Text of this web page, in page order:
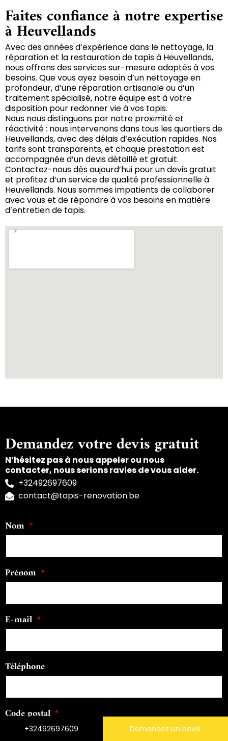
+32492697609 Demandez un devis
Faites confiance à notre expertise
à Heuvellands
Avec des années d’expérience dans le nettoyage, la
réparation et la restauration de tapis à Heuvellands,
nous offrons des services sur-mesure adaptés à vos
besoins. Que vous ayez besoin d’un nettoyage en
profondeur, d’une réparation artisanale ou d’un
traitement spécialisé, notre équipe est à votre
disposition pour redonner vie à vos tapis.
Nous nous distinguons par notre proximité et
réactivité : nous intervenons dans tous les quartiers de
Heuvellands, avec des délais d’exécution rapides. Nos
tarifs sont transparents, et chaque prestation est
accompagnée d’un devis détaillé et gratuit.
Contactez-nous dès aujourd’hui pour un devis gratuit
et profitez d’un service de qualité professionnelle à
Heuvellands. Nous sommes impatients de collaborer
avec vous et de répondre à vos besoins en matière
d’entretien de tapis.
Demandez votre devis gratuit
N’hésitez pas à nous appeler ou nous
contacter, nous serions ravies de vous aider.
+32492697609
contact@tapis-renovation.be
Nom
Prénom
E-mail
Téléphone
Code postal